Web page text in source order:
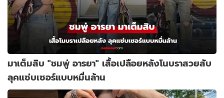
มาเต็มสิบ "ชมพู่ อารยา" เสื้อเปลือยหลังโนบราสวยสับ
ลุคแซ่บเซอร์แบบหมื่นล้าน